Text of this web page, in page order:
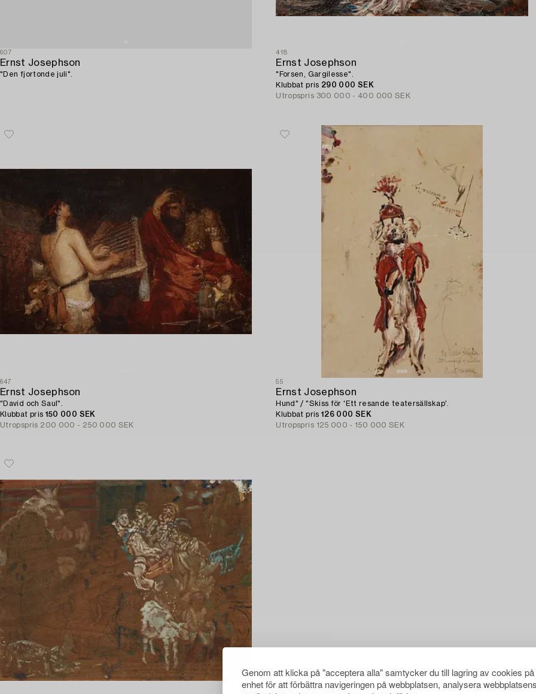
Genom att klicka på "acceptera alla" samtycker du till lagring av cookies
enhet för att förbättra navigeringen på webbplatsen, analysera webbplatsens
607
Ernst Josephson
"Den fjortonde juli".
418
Ernst Josephson
"Forsen, Gargilesse".
Klubbat pris 290 000 SEK
Utropspris 300 000 - 400 000 SEK
647
Ernst Josephson
"David och Saul".
Klubbat pris 150 000 SEK
Utropspris 200 000 - 250 000 SEK
55
Ernst Josephson
Hund" / "Skiss för 'Ett resande teatersällskap'.
Klubbat pris126 000 SEK
Utropspris 125 000 - 150 000 SEK